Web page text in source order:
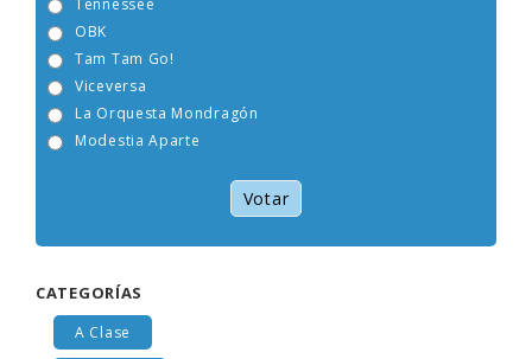
Tennessee
OBK
Tam Tam Go!
Viceversa
La Orquesta Mondragón
Modestia Aparte
Votar
CATEGORÍAS
A Clase